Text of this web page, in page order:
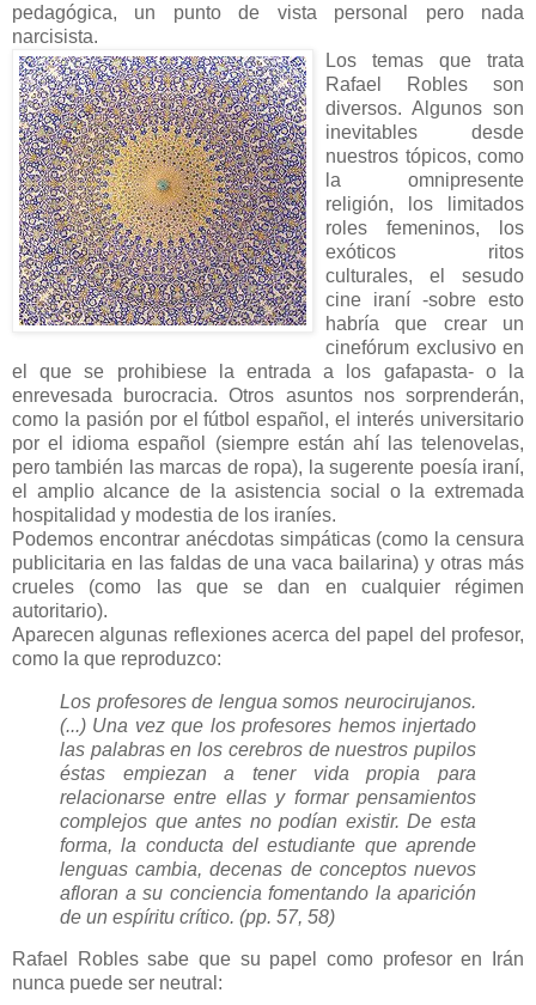
pedagógica, un punto de vista personal pero nada
narcisista.
Los temas que trata
Rafael Robles son
diversos. Algunos son
inevitables desde
nuestros tópicos, como
la omnipresente
religión, los limitados
roles femeninos, los
exóticos ritos
culturales, el sesudo
cine iraní -sobre esto
habría que crear un
cinefórum exclusivo en
el que se prohibiese la entrada a los gafapasta- o la
enrevesada burocracia. Otros asuntos nos sorprenderán,
como la pasión por el fútbol español, el interés universitario
por el idioma español (siempre están ahí las telenovelas,
pero también las marcas de ropa), la sugerente poesía iraní,
el amplio alcance de la asistencia social o la extremada
hospitalidad y modestia de los iraníes.
Podemos encontrar anécdotas simpáticas (como la censura
publicitaria en las faldas de una vaca bailarina) y otras más
crueles (como las que se dan en cualquier régimen
autoritario).
Aparecen algunas reflexiones acerca del papel del profesor,
como la que reproduzco:
Los profesores de lengua somos neurocirujanos.
(...) Una vez que los profesores hemos injertado
las palabras en los cerebros de nuestros pupilos
éstas empiezan a tener vida propia para
relacionarse entre ellas y formar pensamientos
complejos que antes no podían existir. De esta
forma, la conducta del estudiante que aprende
lenguas cambia, decenas de conceptos nuevos
afloran a su conciencia fomentando la aparición
de un espíritu crítico. (pp. 57, 58)
Rafael Robles sabe que su papel como profesor en Irán
nunca puede ser neutral: